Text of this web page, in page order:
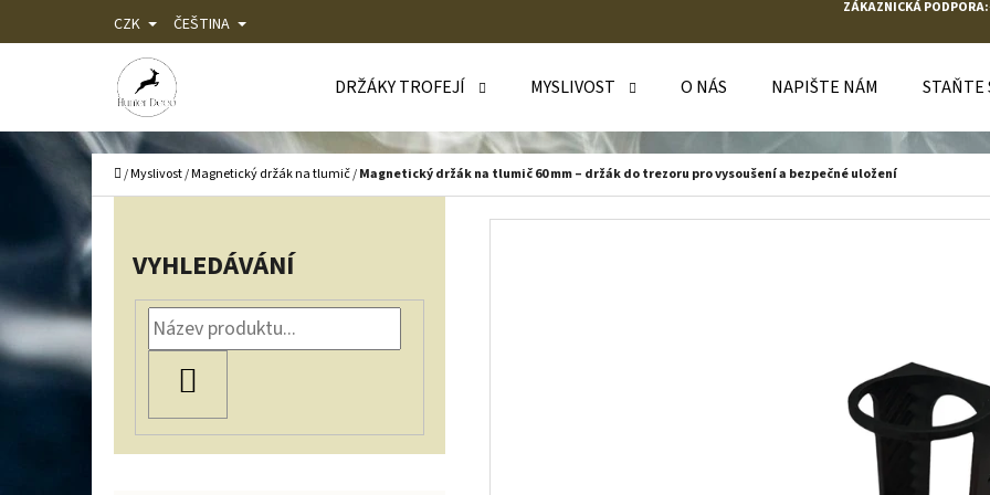
CZK ČEŠTINA
ZÁKAZNICKÁ PODPORA:
DRŽÁKY TROFEJÍ MYSLIVOST O NÁS NAPIŠTE NÁM STAŇTE
Domů
/Myslivost/Magnetický držák na tlumič/Magnetický držák na tlumič 60 mm – držák do trezoru pro vysoušení a bezpečné uložení
P
O
S
T
R
A
VYHLEDÁVÁNÍ
O
Í
Zpět
Zpět
CO POTŘEBUJETE NAJÍT?
HLEDAT